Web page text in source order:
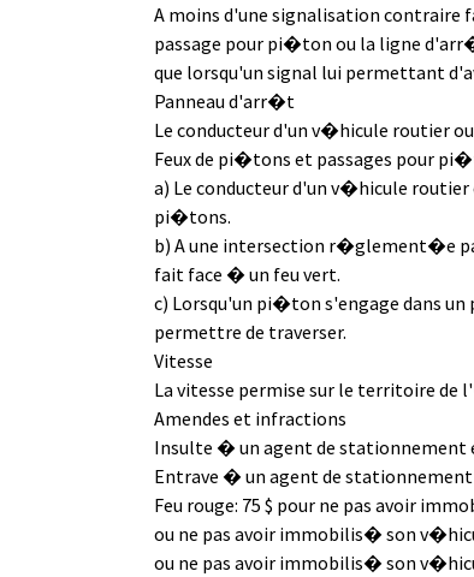
A moins d'une signalisation contraire
passage pour pi�ton ou la ligne
que lorsqu'un signal lui permettant
Panneau d'arr�t
Le conducteur d'un v�hicule routier
Feux de pi�tons et passages pour
a) Le conducteur d'un v�hicule
pi�tons.
b) A une intersection r�glement�e
fait face � un feu vert.
c) Lorsqu'un pi�ton s'engage dans
permettre de traverser.
Vitesse
La vitesse permise sur le territoire de
Amendes et infractions
Insulte � un agent de stationnement
Entrave � un agent de stationnement
Feu rouge: 75 $ pour ne pas avoir
ou ne pas avoir immobilis� son
ou ne pas avoir immobilis� son